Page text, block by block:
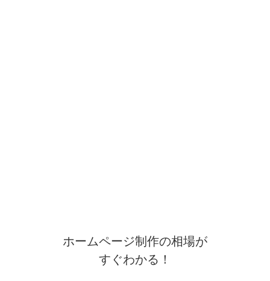
ホームページ制作の相場が
すぐわかる！